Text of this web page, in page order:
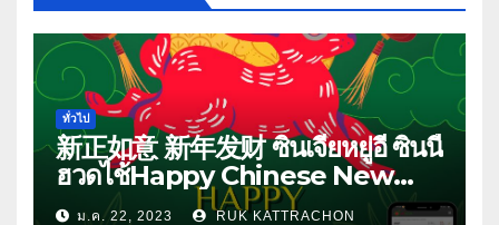
ทั่วไป
新正如意 新年发财 ซินเจียหยู่อี่ ซินนี้
ฮวดไช้Happy Chinese New
Year 2023
ม.ค. 22, 2023 RUK KATTRACHON